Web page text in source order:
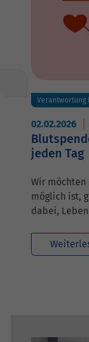
Verantwortung
02.02.2026
jeden Tag
Wir möchten
möglich ist,
dabei,